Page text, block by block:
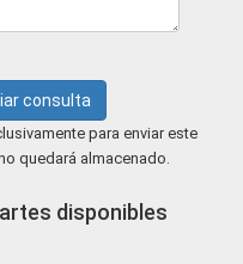
consulta
para enviar este
quedará almacenado.
disponibles